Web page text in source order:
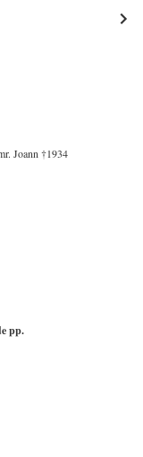
Joann †1934
pp.